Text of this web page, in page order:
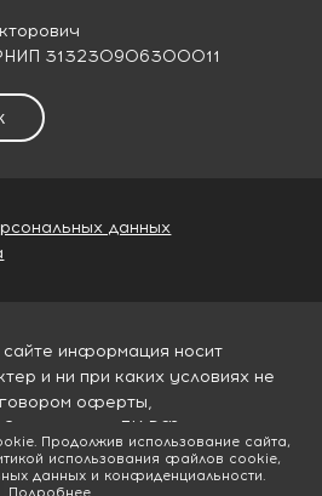
313230906300011
данных
информация носит
и ни при каких условиях не
оферты,
2 статьи 437 ГК РФ
Продолжив использование сайта,
использования файлов cookie,
данных и конфиденциальности.
Подробнее